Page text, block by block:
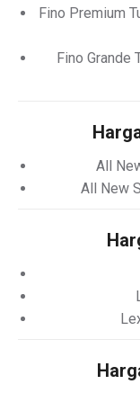
Fino Premium
Fino Grande
All
All New